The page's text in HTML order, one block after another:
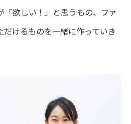
欲しい！」と思うもの、ファ
だけるものを一緒に作っていき